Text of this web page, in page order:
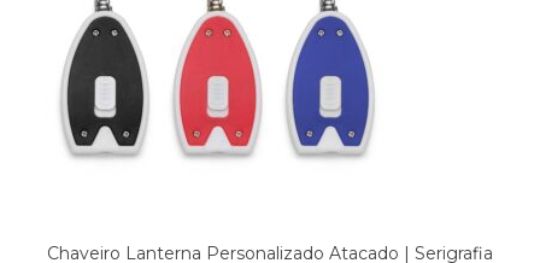
Chaveiro Lanterna Personalizado Atacado | Serigrafia